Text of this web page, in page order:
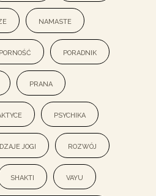
namaste
poradnik
prana
psychika
jogi rozwój
shakti vayu